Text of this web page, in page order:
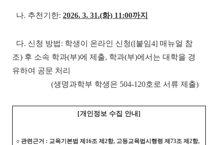
나. 추천기한: 2026. 3. 31.(화) 11:00까지
다. 신청 방법: 학생이 온라인 신청([붙임4] 매뉴얼 참
조) 후 소속 학과(부)에 제출, 학과(부)에서는 대학을 경
유하여 공문 처리
(생명과학부 학생은 504-120호로 서류 제출)
[개인정보 수집 안내]
○ 관련근거 : 교육기본법 제16조 제2항, 고등교육법시행령 제73조 제2항,